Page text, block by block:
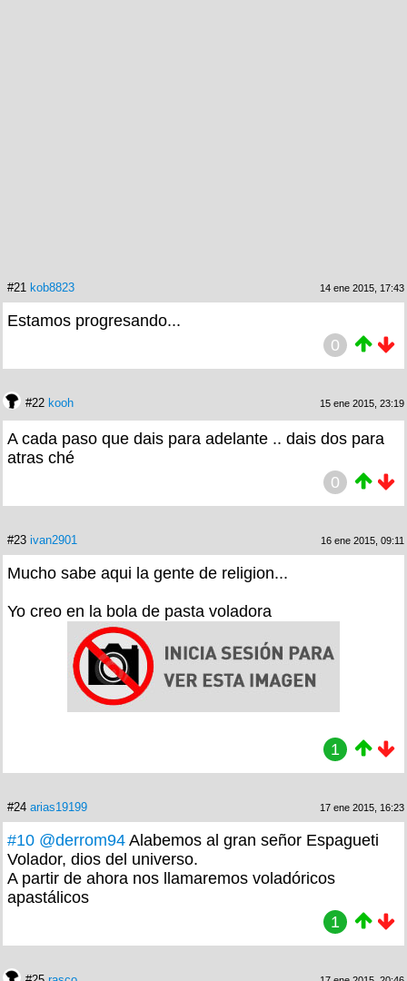
#21 kob8823 14 ene 2015, 17:43
Estamos progresando...
0
#22 kooh 15 ene 2015, 23:19
A cada paso que dais para adelante .. dais dos para
atras ché
0
#23 ivan2901 16 ene 2015, 09:11
Mucho sabe aqui la gente de religion...
Yo creo en la bola de pasta voladora
1
#24 arias19199 17 ene 2015, 16:23
#10 @derrom94 Alabemos al gran señor Espagueti
Volador, dios del universo.
A partir de ahora nos llamaremos voladóricos
apastálicos
1